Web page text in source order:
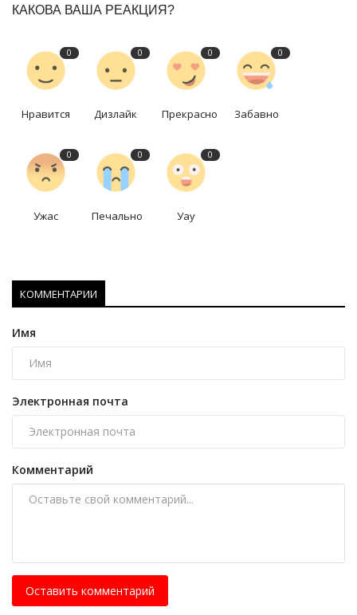
КАКОВА ВАША РЕАКЦИЯ?
0
Нравится
0
Дизлайк
0
Прекрасно
0
Забавно
0
Ужас
0
Печально
0
Уау
КОММЕНТАРИИ
Имя
Электронная почта
Комментарий
Оставить комментарий